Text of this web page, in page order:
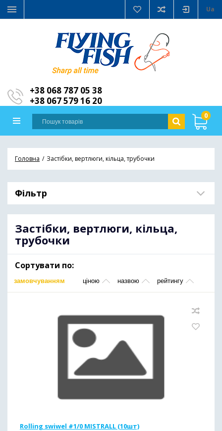
Ua
+38 068 787 05 38
+38 067 579 16 20
0
Головна Застібки, вертлюги, кільца, трубочки
Фільтр
Застібки, вертлюги, кільца,
трубочки
Сортувати по:
замовчуванням ціною назвою рейтингу
Rolling swiwel #1/0 MISTRALL (10шт)